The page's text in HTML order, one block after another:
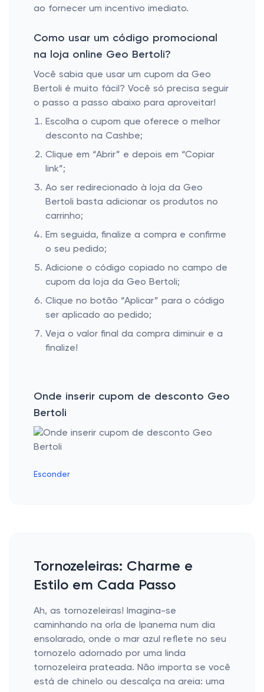
ao fornecer um incentivo imediato.
Como usar um código promocional
na loja online Geo Bertoli?
Você sabia que usar um cupom da Geo
Bertoli é muito fácil? Você só precisa seguir
o passo a passo abaixo para aproveitar!
Escolha o cupom que oferece o melhor
desconto na Cashbe;
Clique em “Abrir” e depois em “Copiar
link”;
Ao ser redirecionado à loja da Geo
Bertoli basta adicionar os produtos no
carrinho;
Em seguida, finalize a compra e confirme
o seu pedido;
Adicione o código copiado no campo de
cupom da loja da Geo Bertoli;
Clique no botão “Aplicar” para o código
ser aplicado ao pedido;
Veja o valor final da compra diminuir e a
finalize!
Onde inserir cupom de desconto Geo
Bertoli
Esconder
Tornozeleiras: Charme e
Estilo em Cada Passo
Ah, as tornozeleiras! Imagina-se
caminhando na orla de Ipanema num dia
ensolarado, onde o mar azul reflete no seu
tornozelo adornado por uma linda
tornozeleira prateada. Não importa se você
está de chinelo ou descalça na areia: uma